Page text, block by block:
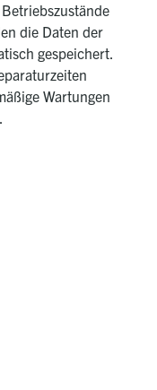
die Daten der
gespeichert.
Wartungen